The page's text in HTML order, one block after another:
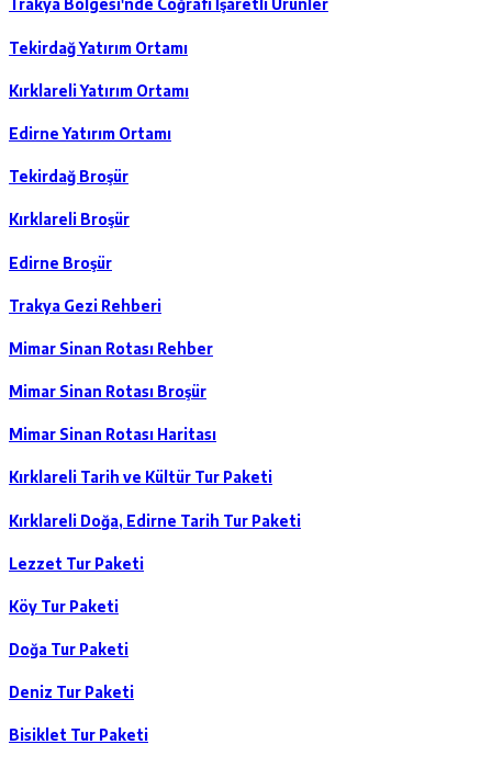
Trakya Bölgesi'nde Coğrafi İşaretli Ürünler
Tekirdağ Yatırım Ortamı
Kırklareli Yatırım Ortamı
Edirne Yatırım Ortamı
Tekirdağ Broşür
Kırklareli Broşür
Edirne Broşür
Trakya Gezi Rehberi
Mimar Sinan Rotası Rehber
Mimar Sinan Rotası Broşür
Mimar Sinan Rotası Haritası
Kırklareli Tarih ve Kültür Tur Paketi
Kırklareli Doğa, Edirne Tarih Tur Paketi
Lezzet Tur Paketi
Köy Tur Paketi
Doğa Tur Paketi
Deniz Tur Paketi
Bisiklet Tur Paketi